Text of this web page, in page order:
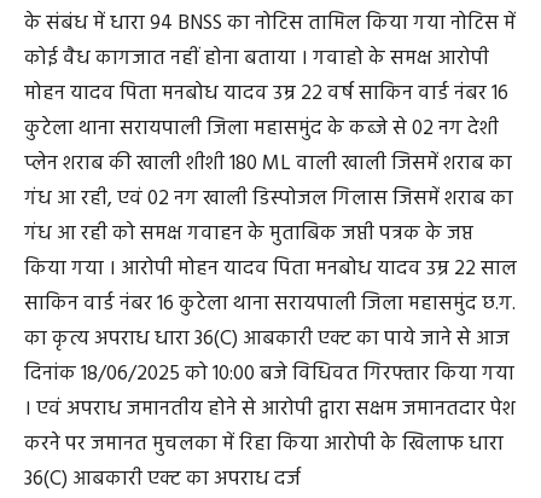
के संबंध में धारा 94 BNSS का नोटिस तामिल किया गया नोटिस में
कोई वैध कागजात नहीं होना बताया । गवाहो के समक्ष आरोपी
मोहन यादव पिता मनबोध यादव उम्र 22 वर्ष साकिन वार्ड नंबर 16
कुटेला थाना सरायपाली जिला महासमुंद के कब्जे से 02 नग देशी
प्लेन शराब की खाली शीशी 180 ML वाली खाली जिसमें शराब का
गंध आ रही, एवं 02 नग खाली डिस्पोजल गिलास जिसमें शराब का
गंध आ रही को समक्ष गवाहन के मुताबिक जप्ती पत्रक के जप्त
किया गया । आरोपी मोहन यादव पिता मनबोध यादव उम्र 22 साल
साकिन वार्ड नंबर 16 कुटेला थाना सरायपाली जिला महासमुंद छ.ग.
का कृत्य अपराध धारा 36(C) आबकारी एक्ट का पाये जाने से आज
दिनांक 18/06/2025 को 10:00 बजे विधिवत गिरफ्तार किया गया
। एवं अपराध जमानतीय होने से आरोपी द्वारा सक्षम जमानतदार पेश
करने पर जमानत मुचलका में रिहा किया आरोपी के खिलाफ धारा
36(C) आबकारी एक्ट का अपराध दर्ज